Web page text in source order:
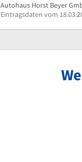
Autohaus Horst Beyer
Eintragsdaten vom